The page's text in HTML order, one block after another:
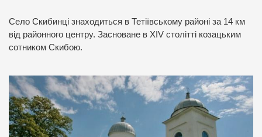
Село Скибинці знаходиться в Тетіївському районі за 14 км
від районного центру. Засноване в ХIV столітті козацьким
сотником Скибою.